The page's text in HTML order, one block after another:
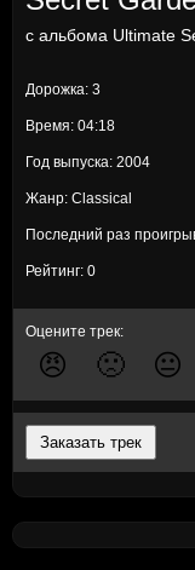
с альбома Ultimate
Дорожка: 3
Время: 04:18
Год выпуска: 2004
Жанр: Classical
Последний раз
Рейтинг: 0
Оцените трек:
😠 🙁 😐
Заказать трек